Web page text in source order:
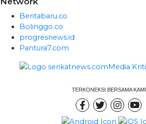
Beritabaru.co
Bolinggo.co
progresnews.id
Pantura7.com
TERKONEKSI BERSAMA KAMI